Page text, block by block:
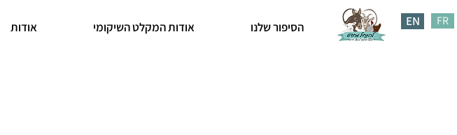
הסיפור שלנו אודות המקלט השיקומי אודות EN FR